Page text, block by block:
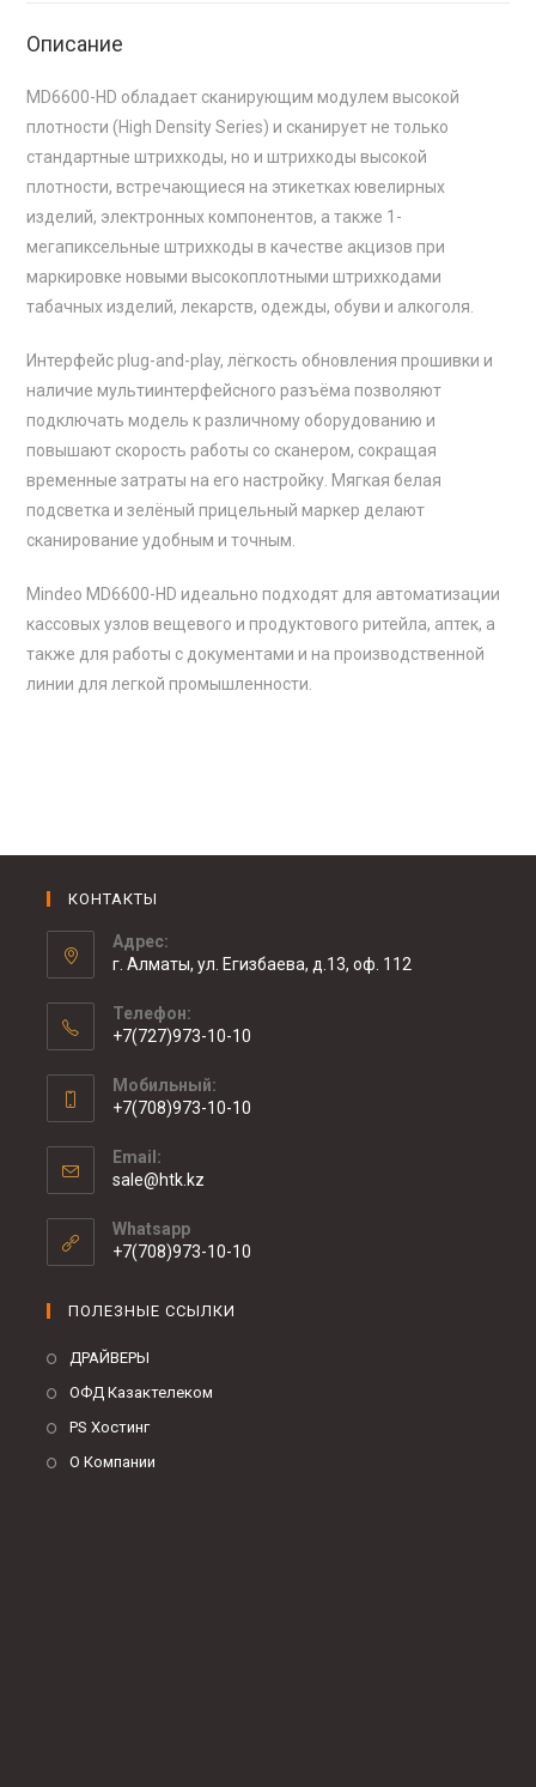
Описание
MD6600-HD обладает сканирующим модулем высокой
плотности (High Density Series) и сканирует не только
стандартные штрихкоды, но и штрихкоды высокой
плотности, встречающиеся на этикетках ювелирных
изделий, электронных компонентов, а также 1-
мегапиксельные штрихкоды в качестве акцизов при
маркировке новыми высокоплотными штрихкодами
табачных изделий, лекарств, одежды, обуви и алкоголя.
Интерфейс plug-and-play, лёгкость обновления прошивки и
наличие мультиинтерфейсного разъёма позволяют
подключать модель к различному оборудованию и
повышают скорость работы со сканером, сокращая
временные затраты на его настройку. Мягкая белая
подсветка и зелёный прицельный маркер делают
сканирование удобным и точным.
Mindeo MD6600-HD идеально подходят для автоматизации
кассовых узлов вещевого и продуктового ритейла, аптек, а
также для работы с документами и на производственной
линии для легкой промышленности.
КОНТАКТЫ
Адрес:
г. Алматы, ул. Егизбаева, д.13, оф. 112
Телефон:
+7(727)973-10-10
Мобильный:
+7(708)973-10-10
Email:
sale@htk.kz
Whatsapp
+7(708)973-10-10
ПОЛЕЗНЫЕ ССЫЛКИ
ДРАЙВЕРЫ
ОФД Казактелеком
PS Хостинг
О Компании